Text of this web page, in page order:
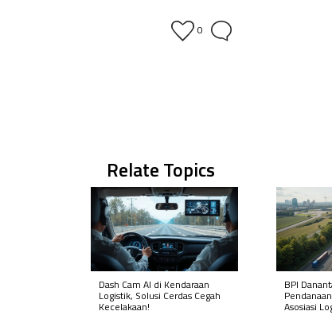
0
Relate Topics
Dash Cam AI di Kendaraan
Logistik, Solusi Cerdas Cegah
Kecelakaan!
BPI
Asosiasi